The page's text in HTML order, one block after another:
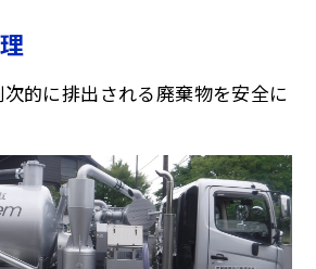
的に排出される廃棄物を安全に